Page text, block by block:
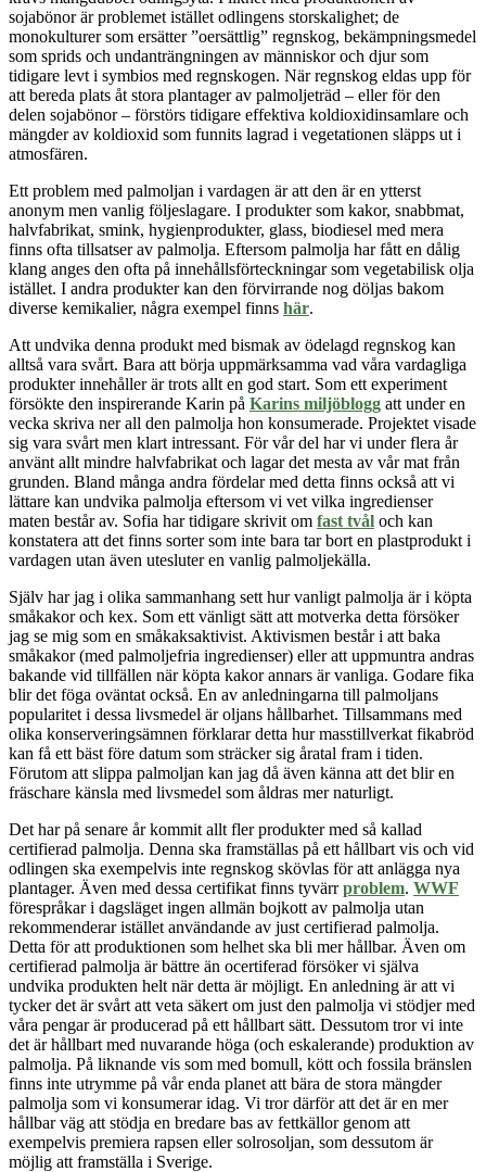
sojabönor är problemet istället odlingens storskalighet; de
monokulturer som ersätter ”oersättlig” regnskog, bekämpningsmedel
som sprids och undanträngningen av människor och djur som
tidigare levt i symbios med regnskogen. När regnskog eldas upp för
att bereda plats åt stora plantager av palmoljeträd – eller för den
delen sojabönor – förstörs tidigare effektiva koldioxidinsamlare och
mängder av koldioxid som funnits lagrad i vegetationen släpps ut i
atmosfären.
Ett problem med palmoljan i vardagen är att den är en ytterst
anonym men vanlig följeslagare. I produkter som kakor, snabbmat,
halvfabrikat, smink, hygienprodukter, glass, biodiesel med mera
finns ofta tillsatser av palmolja. Eftersom palmolja har fått en dålig
klang anges den ofta på innehållsförteckningar som vegetabilisk olja
istället. I andra produkter kan den förvirrande nog döljas bakom
diverse kemikalier, några exempel finns här.
Att undvika denna produkt med bismak av ödelagd regnskog kan
alltså vara svårt. Bara att börja uppmärksamma vad våra vardagliga
produkter innehåller är trots allt en god start. Som ett experiment
försökte den inspirerande Karin på Karins miljöblogg att under en
vecka skriva ner all den palmolja hon konsumerade. Projektet visade
sig vara svårt men klart intressant. För vår del har vi under flera år
använt allt mindre halvfabrikat och lagardet mesta av vår mat från
grunden. Bland många andra fördelar med detta finns också att vi
lättare kan undvika palmolja eftersom vi vet vilka ingredienser
maten består av. Sofia har tidigare skrivit om fast tvål och kan
konstatera att det finns sorter som inte bara tar bort en plastprodukt i
vardagen utan även utesluter en vanlig palmoljekälla.
Själv har jag i olika sammanhang sett hur vanligt palmolja är i köpta
småkakor och kex. Som ett vänligt sätt att motverka detta försöker
jag se mig som en småkaksaktivist. Aktivismen består i att baka
småkakor (med palmoljefria ingredienser) eller att uppmuntra andras
bakande vid tillfällen när köpta kakor annars är vanliga. Godare fika
blir det föga oväntat också. En av anledningarna till palmoljans
popularitet i dessa livsmedel är oljans hållbarhet. Tillsammans med
olika konserveringsämnen förklarar detta hur masstillverkat fikabröd
kan få ett bäst före datum som sträcker sig åratal fram i tiden.
Förutom att slippa palmoljan kan jag då även känna att det blir en
fräschare känsla med livsmedel som åldras mer naturligt.
Det har på senare år kommit allt fler produkter med så kallad
certifierad palmolja. Denna ska framställas på ett hållbart vis och vid
odlingen ska exempelvis inte regnskog skövlas för att anlägga nya
plantager. Även med dessa certifikat finns tyvärrproblem. WWF
förespråkar i dagsläget ingen allmän bojkott av palmolja utan
rekommenderar istället användande av just certifierad palmolja.
Detta för att produktionen som helhet ska bli mer hållbar. Även om
certifierad palmolja är bättre än ocertiferad försöker vi själva
undvika produkten helt när detta är möjligt. En anledning är att vi
tycker det är svårt att veta säkert om just den palmolja vi stödjer med
våra pengar är producerad på ett hållbart sätt. Dessutom tror vi inte
det är hållbart med nuvarande höga (och eskalerande) produktion av
palmolja. På liknande vis som med bomull, kött och fossila bränslen
finns inte utrymme på vår enda planet att bära de stora mängder
palmolja som vi konsumerar idag. Vi tror därför att det är en mer
hållbar väg att stödja en bredare bas av fettkällor genom att
exempelvis premiera rapsen eller solrosoljan, som dessutom är
möjlig att framställa i Sverige.